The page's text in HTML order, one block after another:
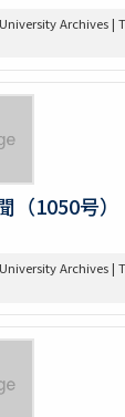
Archives |
（1050号）
Archives |